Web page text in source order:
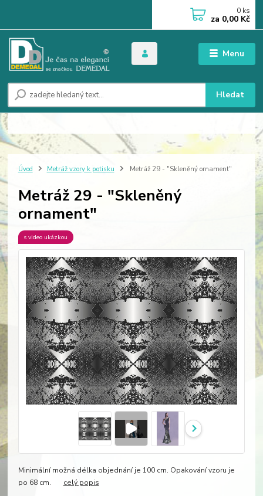
Menu
Hledat
0 ks
za 0,00 Kč
Úvod Metráž vzory k potisku Metráž 29 - "Skleněný ornament"
Metráž 29 - "Skleněný
ornament"
s video ukázkou
Minimální možná délka objednání je 100 cm. Opakování vzoru je
po 68 cm. celý popis